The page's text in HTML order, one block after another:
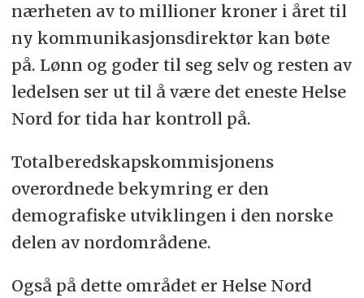
nærheten av to millioner kroner i året til
ny kommunikasjonsdirektør kan bøte
på. Lønn og goder til seg selv og resten av
ledelsen ser ut til å være det eneste Helse
Nord for tida har kontroll på.
Totalberedskapskommisjonens
overordnede bekymring er den
demografiske utviklingen i den norske
delen av nordområdene.
Også på dette området er Helse Nord